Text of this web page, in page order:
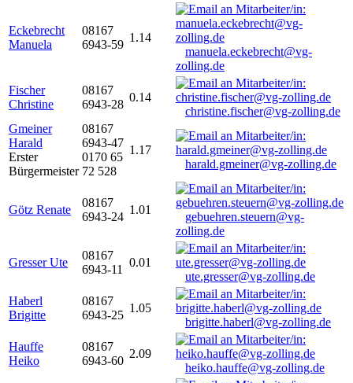
Eckebrecht
Manuela
08167
6943-59
1.14
manuela.eckebrecht@vg-
zolling.de
Fischer
Christine
08167
6943-28
0.14
christine.fischer@vg-zolling.de
Gmeiner
Harald
Erster
Bürgermeister
08167
6943-47
0170 65
72 528
1.17
harald.gmeiner@vg-zolling.de
Götz Renate
08167
6943-24
1.01
gebuehren.steuern@vg-
zolling.de
Gresser Ute
08167
6943-11
0.01
ute.gresser@vg-zolling.de
Haberl
Brigitte
08167
6943-25
1.05
brigitte.haberl@vg-zolling.de
Hauffe
Heiko
08167
6943-60
2.09
heiko.hauffe@vg-zolling.de